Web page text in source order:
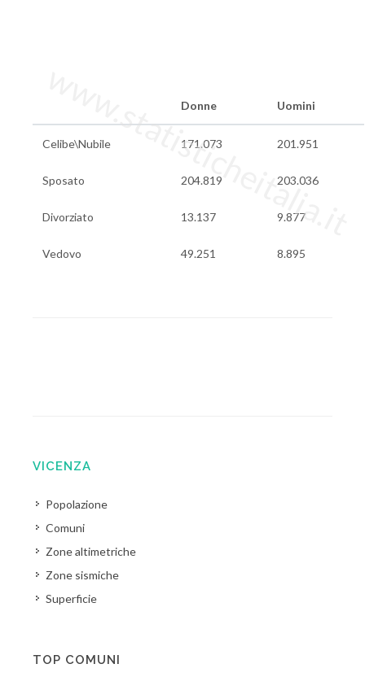
www.statisticheitalia.it
Donne Uomini
Celibe\Nubile 171.073 201.951
Sposato 204.819 203.036
Divorziato 13.137 9.877
Vedovo 49.251 8.895
VICENZA
Popolazione
Comuni
Zone altimetriche
Zone sismiche
Superficie
TOP COMUNI